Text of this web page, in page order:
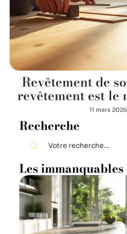
Revêtement de
revêtement est le
11 mars 2026
Recherche
Les immanquables